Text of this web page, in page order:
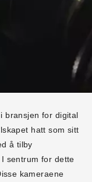
bransjen for digital
hatt som sitt
å tilby
sentrum for dette
kameraene